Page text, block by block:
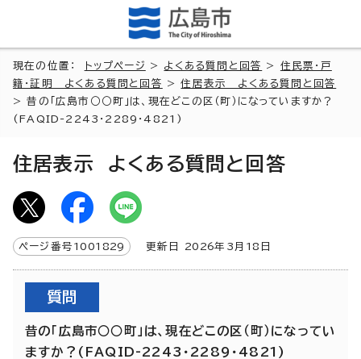
現在の位置： トップページ > よくある質問と回答 > 住民票・戸
籍・証明 よくある質問と回答
>住居表示 よくある質問と回答
> 昔の「広島市○○町」は、現在どこの区（町）になっていますか？
(FAQID-2243・2289・4821)
住居表示 よくある質問と回答
ページ番号 1001829 更新日 2026年3月 18 日
質問
昔の「広島市○○町」は、現在どこの区（町）になってい
ますか？(FAQID-2243・2289・4821)